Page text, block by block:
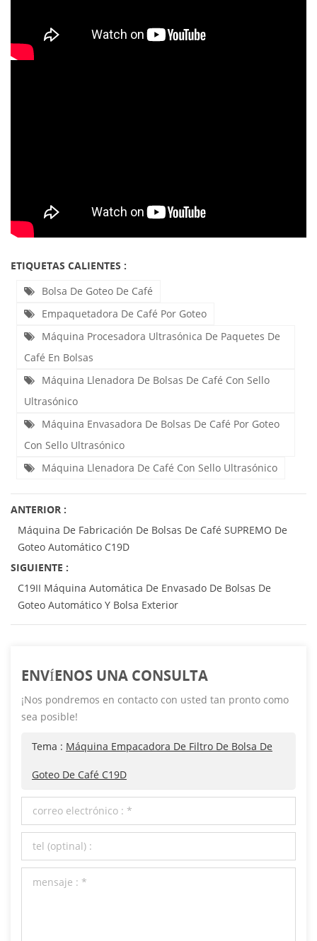
ETIQUETAS CALIENTES :
Bolsa De Goteo De Café
Empaquetadora De Café Por Goteo
Máquina Procesadora Ultrasónica De Paquetes De
Café En Bolsas
Máquina Llenadora De Bolsas De Café Con Sello
Ultrasónico
Máquina Envasadora De Bolsas De Café Por Goteo
Con Sello Ultrasónico
Máquina Llenadora De Café Con Sello Ultrasónico
ANTERIOR :
Máquina De Fabricación De Bolsas De Café SUPREMO De
Goteo Automático C19D
SIGUIENTE :
C19II Máquina Automática De Envasado De Bolsas De
Goteo Automático Y Bolsa Exterior
ENVÍENOS UNA CONSULTA
¡Nos pondremos en contacto con usted tan pronto como
sea posible!
Tema : Máquina Empacadora De Filtro De Bolsa De
Goteo De Café C19D